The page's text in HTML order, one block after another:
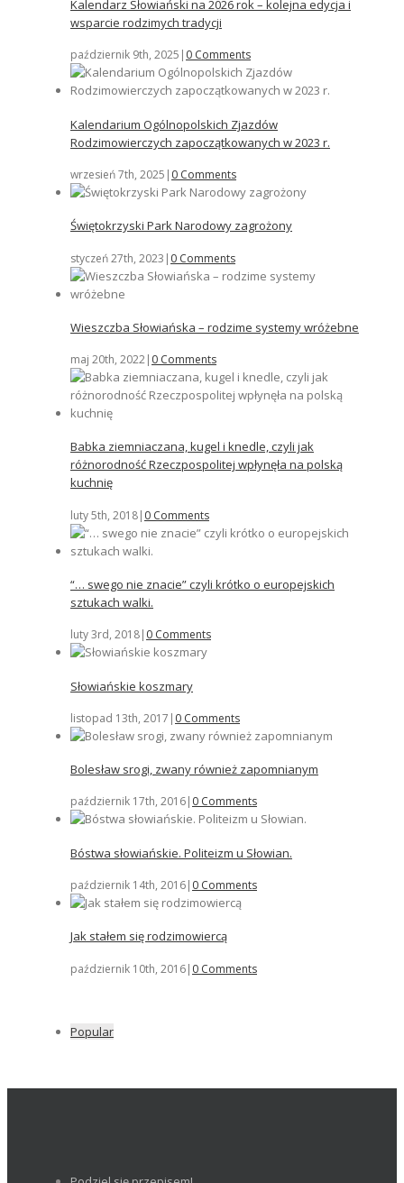
Kalendarz Słowiański na 2026 rok – kolejna edycja i
wsparcie rodzimych tradycji
październik 9th, 2025 0 Comments
Kalendarium Ogólnopolskich Zjazdów
Rodzimowierczych zapoczątkowanych w 2023 r.
wrzesień 7th, 2025 | 0 Comments
Świętokrzyski Park Narodowy zagrożony
styczeń 27th, 2023 | 0 Comments
Wieszczba Słowiańska – rodzime systemy wróżebne
maj 20th, 2022| 0 Comments
Babka ziemniaczana, kugel i knedle, czyli jak
różnorodność Rzeczpospolitej wpłynęła na polską
kuchnię
luty 5th, 2018| 0 Comments
“… swego nie znacie” czyli krótko o europejskich
sztukach walki.
luty 3rd, 2018| 0 Comments
Słowiańskie koszmary
listopad 13th, 2017 | 0 Comments
Bolesław srogi, zwany również zapomnianym
październik 17th, 2016| 0 Comments
Bóstwa słowiańskie. Politeizm u Słowian.
październik 14th, 2016| 0 Comments
Jak stałem się rodzimowiercą
październik 10th, 2016| 0 Comments
Popular